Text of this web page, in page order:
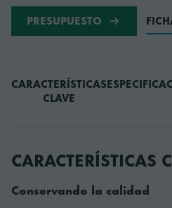
PRESUPUESTO
CARACTERÍSTICAS
CLAVE
CARACTERÍSTICAS
Conservando la calidad